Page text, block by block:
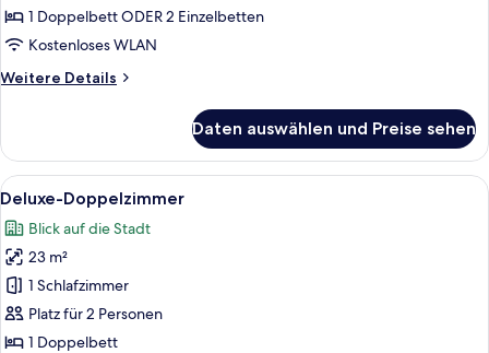
1 Doppelbett ODER 2 Einzelbetten
Kostenloses WLAN
Weitere Details
Weitere
Zweibettzimmer
Daten auswählen und Preise sehen
Alle
Fotos
für
Deluxe-
Doppelzimmer
anzeigen
Ein modernes Hotelzimmer mit
11
Deluxe-Doppelzimmer
Blick auf die Stadt
23 m²
1 Schlafzimmer
Platz für 2 Personen
1 Doppelbett